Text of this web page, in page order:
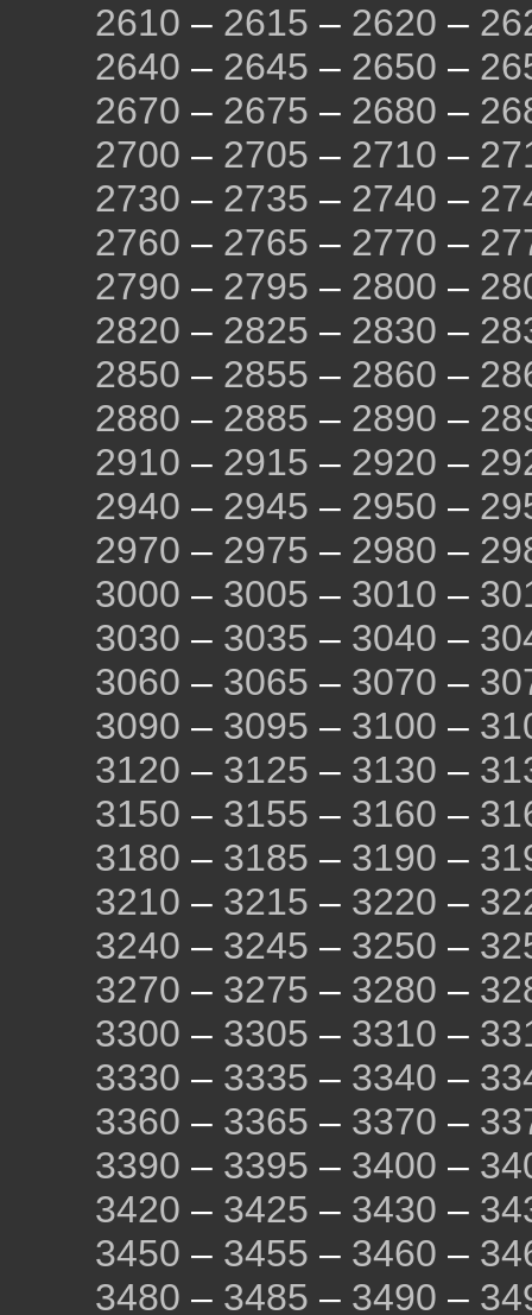
2610 – 2615 – 2620 –
2640 – 2645 – 2650 –
2670 – 2675 – 2680 –
2700 – 2705 – 2710 –
2730 – 2735 – 2740 –
2760 – 2765 – 2770 –
2790 – 2795 – 2800 –
2820 – 2825 – 2830 –
2850 – 2855 – 2860 –
2880 – 2885 – 2890 –
2910 – 2915 – 2920 –
2940 – 2945 – 2950 –
2970 – 2975 – 2980 –
3000 – 3005 – 3010 –
3030 – 3035 – 3040 –
3060 – 3065 – 3070 –
3090 – 3095 – 3100 –
3120 – 3125 – 3130 –
3150 – 3155 – 3160 –
3180 – 3185 – 3190 –
3210 – 3215 – 3220 –
3240 – 3245 – 3250 –
3270 – 3275 – 3280 –
3300 – 3305 – 3310 –
3330 – 3335 – 3340 –
3360 – 3365 – 3370 –
3390 – 3395 – 3400 –
3420 – 3425 – 3430 –
3450 – 3455 – 3460 –
3480 – 3485 – 3490 –